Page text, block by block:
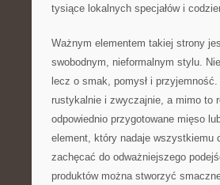
tysiące lokalnych specjałów i
Ważnym elementem takiej strony
swobodnym, nieformalnym stylu.
lecz o smak, pomysł i
rustykalnie i zwyczajnie, a mimo to
odpowiednio przygotowane mięso
element, który nadaje wszystkiemu
zachęcać do odważniejszego
produktów można stworzyć